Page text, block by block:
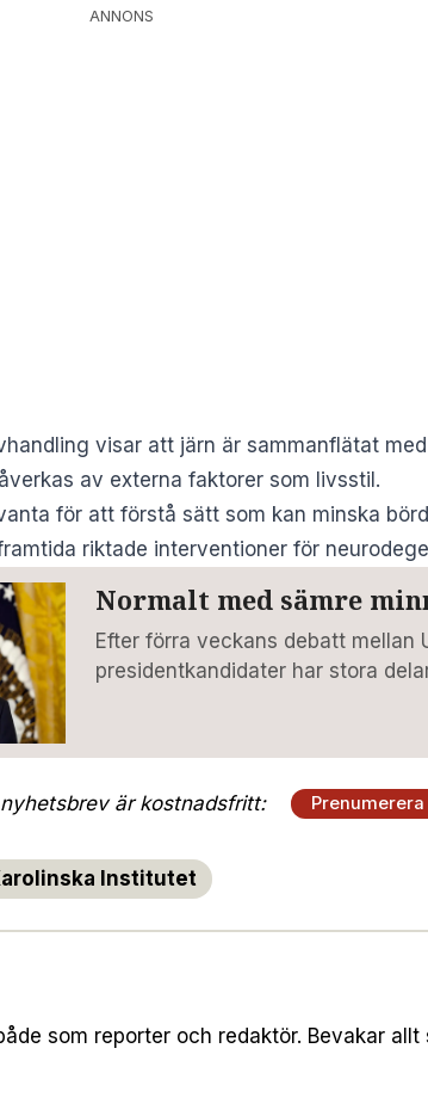
ANNONS
visar att järn är sammanflätat
av externa faktorer som livsstil.
för att förstå sätt som kan minska
riktade interventioner för
Normalt med sämre
Efter förra veckans debatt mellan
presidentkandidater har stora
är kostnadsfritt: Prenumerera
Institutet
som reporter och redaktör. Bevakar